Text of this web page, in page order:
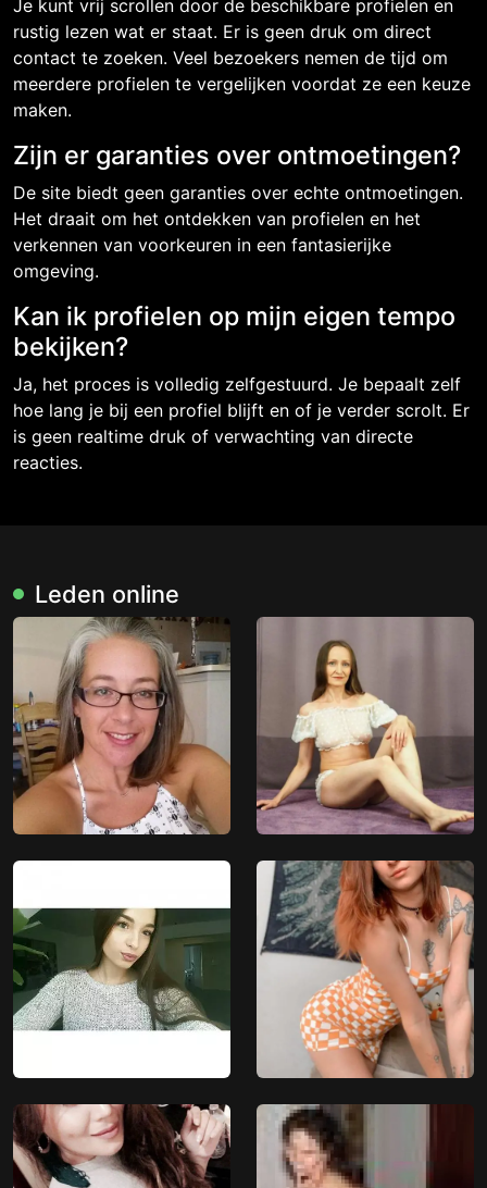
Je kunt vrij scrollen door de beschikbare profielen en
rustig lezen wat er staat. Er is geen druk om direct
contact te zoeken. Veel bezoekers nemen de tijd om
meerdere profielen te vergelijken voordat ze een keuze
maken.
Zijn er garanties over ontmoetingen?
De site biedt geen garanties over echte ontmoetingen.
Het draait om het ontdekken van profielen en het
verkennen van voorkeuren in een fantasierijke
omgeving.
Kan ik profielen op mijn eigen tempo
bekijken?
Ja, het proces is volledig zelfgestuurd. Je bepaalt zelf
hoe lang je bij een profiel blijft en of je verder scrolt. Er
is geen realtime druk of verwachting van directe
reacties.
Leden online